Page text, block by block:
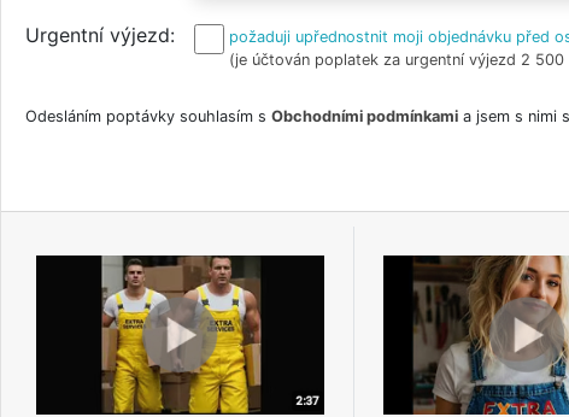
Urgentní výjezd
požaduji upřednostnit moji objednávku před
(je účtován poplatek za urgentní výjezd 2 500
Odesláním poptávky souhlasím s Obchodními podmínkamia jsem s nimi